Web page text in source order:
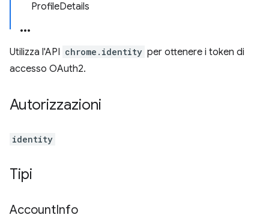
ProfileDetails
Utilizza l'API chrome.identity per ottenere i token di
accesso OAuth2.
Autorizzazioni
identity
Tipi
AccountInfo